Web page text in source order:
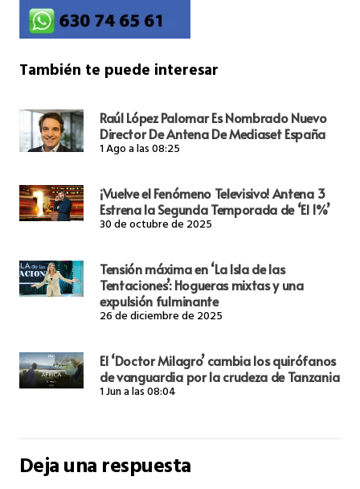
También te puede interesar
Raúl López Palomar Es Nombrado Nuevo
Director De Antena De Mediaset España
1 Ago a las 08:25
¡Vuelve el Fenómeno Televisivo! Antena 3
Estrena la Segunda Temporada de ‘El 1%’
30 de octubre de 2025
Tensión máxima en ‘La Isla de las
Tentaciones’: Hogueras mixtas y una
expulsión fulminante
26 de diciembre de 2025
El ‘Doctor Milagro’ cambia los quirófanos
de vanguardia por la crudeza de Tanzania
1 Jun a las 08:04
Deja una respuesta